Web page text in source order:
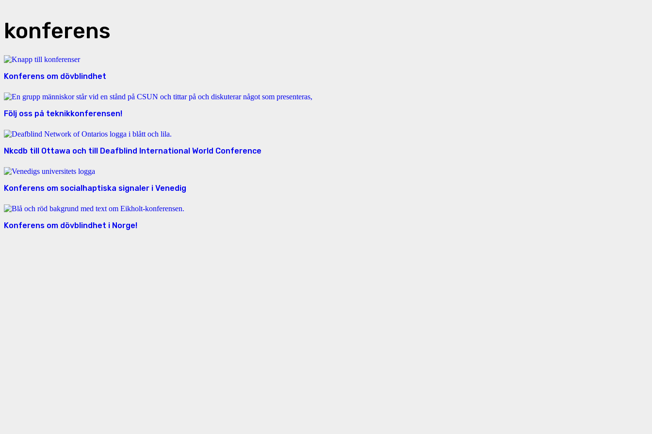
konferens
Konferens om dövblindhet
Följ oss på teknikkonferensen!
Nkcdb till Ottawa och till Deafblind International World Conference
Konferens om socialhaptiska signaler i Venedig
Konferens om dövblindhet i Norge!